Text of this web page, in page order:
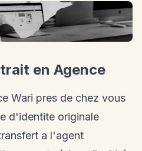
en Agence
Wari pres de chez vous
d'identite originale
a l'agent